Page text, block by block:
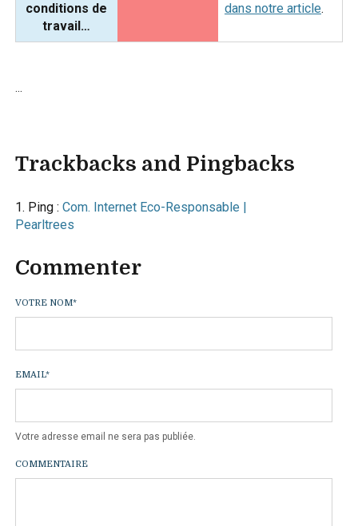
conditions de
travail…
dans notre article.
…
Trackbacks and Pingbacks
Ping : Com. Internet Eco-Responsable |
Pearltrees
Commenter
VOTRE NOM*
EMAIL*
Votre adresse email ne sera pas publiée.
COMMENTAIRE